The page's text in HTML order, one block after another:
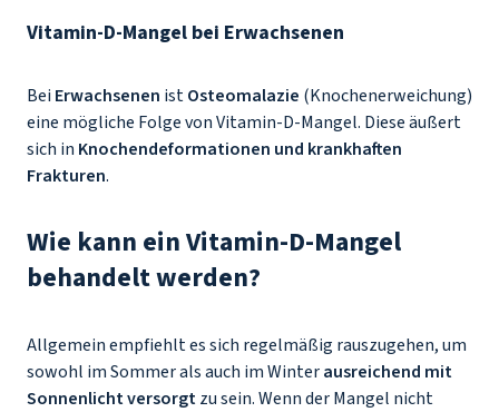
Vitamin-D-Mangel bei Erwachsenen
Bei Erwachsenen istOsteomalazie (Knochenerweichung)
eine mögliche Folge von Vitamin-D-Mangel. Diese äußert
sich in Knochendeformationen und krankhaften
Frakturen.
Wie kann ein Vitamin-D-Mangel
behandelt werden?
Allgemein empfiehlt es sich regelmäßig rauszugehen, um
sowohl im Sommer als auch im Winterausreichend mit
Sonnenlicht versorgtzu sein. Wenn der Mangel nicht